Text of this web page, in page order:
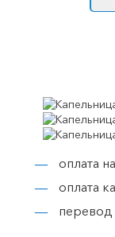
оплата
оплата